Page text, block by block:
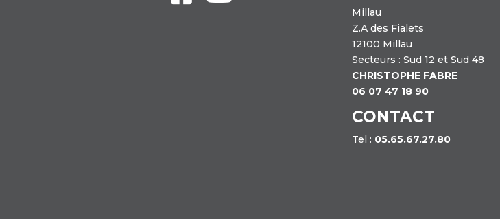
Millau
Z.A des Fialets
12100 Millau
Secteurs : Sud 12 et Sud 48
CHRISTOPHE FABRE
06 07 47 18 90
CONTACT
Tel : 05.65.67.27.80